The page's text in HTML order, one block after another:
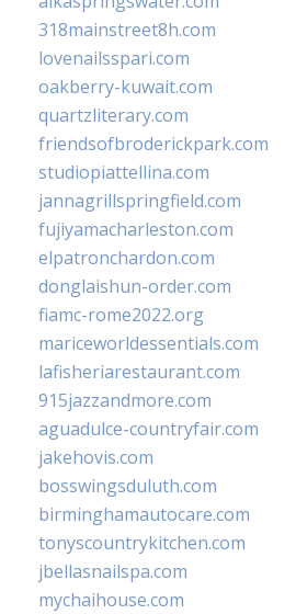
318mainstreet8h.com
lovenailsspari.com
oakberry-kuwait.com
quartzliterary.com
friendsofbroderickpark.com
studiopiattellina.com
jannagrillspringfield.com
fujiyamacharleston.com
elpatronchardon.com
donglaishun-order.com
fiamc-rome2022.org
mariceworldessentials.com
lafisheriarestaurant.com
915jazzandmore.com
aguadulce-countryfair.com
jakehovis.com
bosswingsduluth.com
birminghamautocare.com
tonyscountrykitchen.com
jbellasnailspa.com
mychaihouse.com